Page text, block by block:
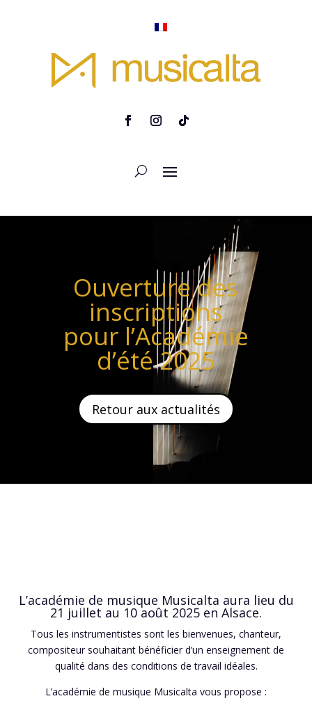
Ouverture des
inscriptions
pour l’Académie
d’été 2025
Retour aux actualités
L’académie de musique Musicalta aura lieu du
21 juillet au 10 août 2025 en Alsace.
Tous les instrumentistes sont les bienvenues, chanteur,
compositeur souhaitant bénéficier d’un enseignement de
qualité dans des conditions de travail idéales.
L’académie de musique Musicalta vous propose :